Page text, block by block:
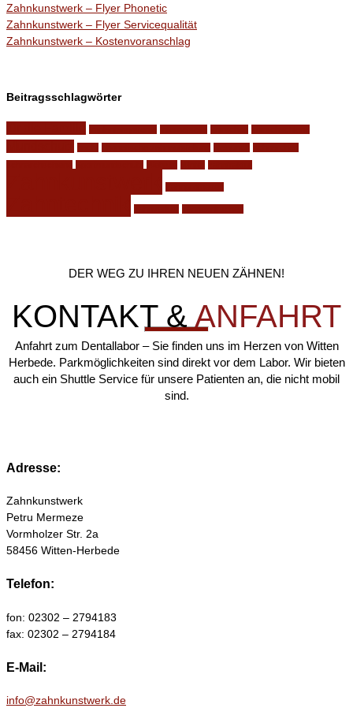
Zahnkunstwerk – Flyer Phonetic
Zahnkunstwerk – Flyer Servicequalität
Zahnkunstwerk – Kostenvoranschlag
Beitragsschlagwörter
DER WEG ZU IHREN NEUEN ZÄHNEN!
KONTAKT & ANFAHRT
Anfahrt zum Dentallabor – Sie finden uns im Herzen von Witten
Herbede. Parkmöglichkeiten sind direkt vor dem Labor. Wir bieten
auch ein Shuttle Service für unsere Patienten an, die nicht mobil
sind.
Adresse:
Zahnkunstwerk
Petru Mermeze
Vormholzer Str. 2a
58456 Witten-Herbede
Telefon:
fon: 02302 – 2794183
fax: 02302 – 2794184
E-Mail:
info@zahnkunstwerk.de